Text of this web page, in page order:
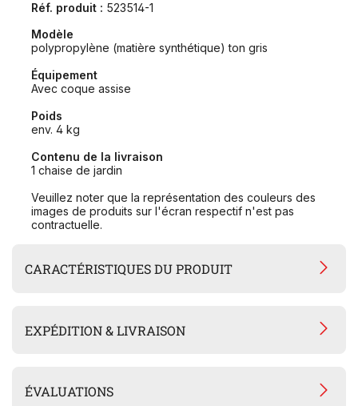
Réf. produit : 523514-1
Modèle
polypropylène (matière synthétique) ton gris
Équipement
Avec coque assise
Poids
env. 4 kg
Contenu de la livraison
1 chaise de jardin
Veuillez noter que la représentation des couleurs des
images de produits sur l'écran respectif n'est pas
contractuelle.
CARACTÉRISTIQUES DU PRODUIT
EXPÉDITION & LIVRAISON
ÉVALUATIONS